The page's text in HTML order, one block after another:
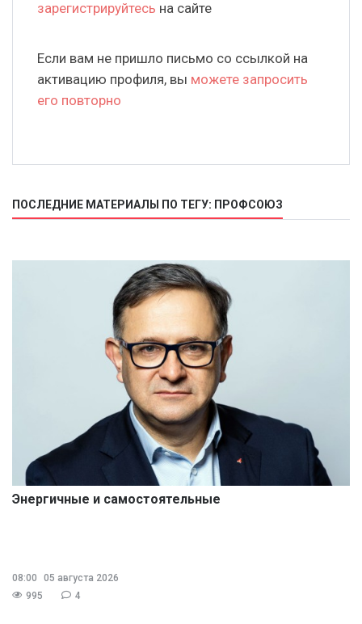
зарегистрируйтесь на сайте
Если вам не пришло письмо со ссылкой на
активацию профиля, вы можете запросить
его повторно
ПОСЛЕДНИЕ МАТЕРИАЛЫ ПО ТЕГУ: ПРОФСОЮЗ
Энергичные и самостоятельные
08:00
05 августа 2026
995
4